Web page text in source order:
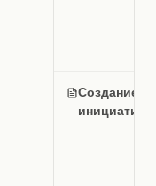
Создание
инициативы